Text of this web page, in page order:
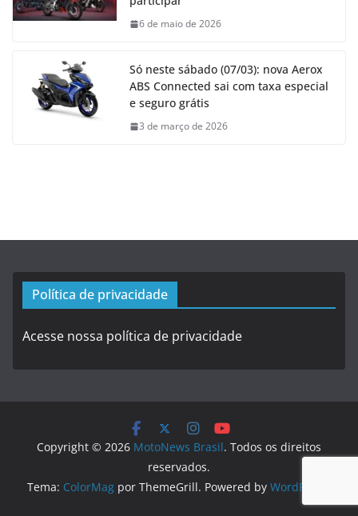
6 de maio de 2026
Só neste sábado (07/03): nova Aerox
ABS Connected sai com taxa especial
e seguro grátis
3 de março de 2026
Política de privacidade
Acesse nossa política de privacidade
Copyright © 2026 MotoNews Brasil. Todos os direitos
reservados.
Tema: ColorMag por ThemeGrill. Powered by WordPress